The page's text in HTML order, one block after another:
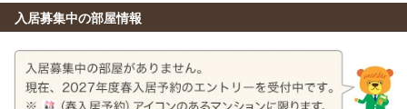
入居募集中の部屋情報